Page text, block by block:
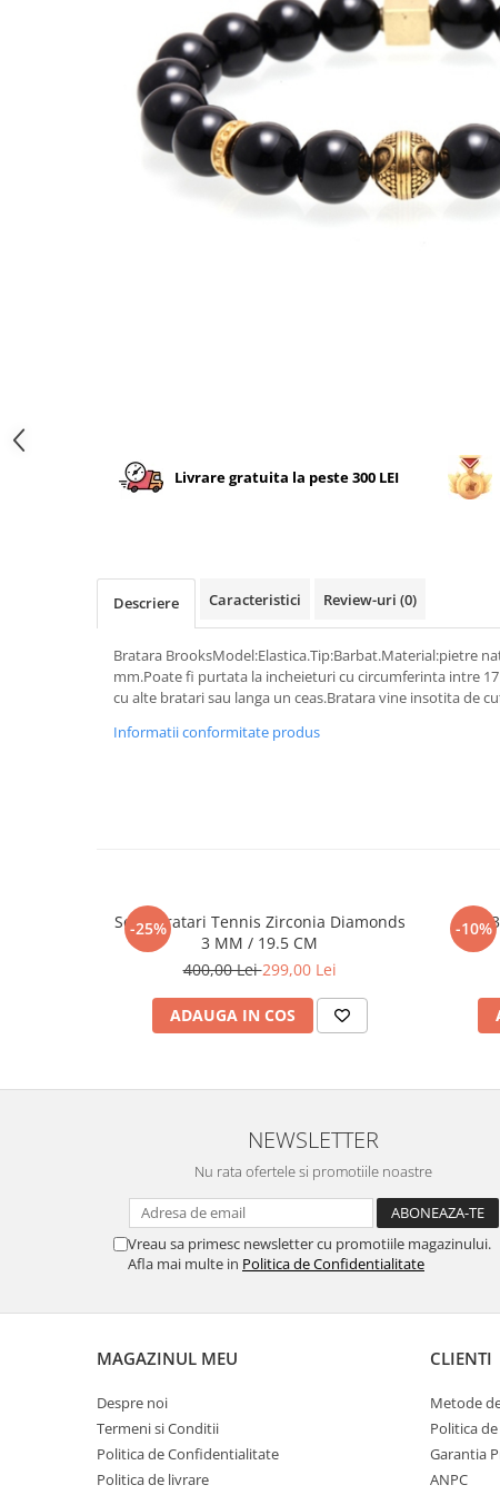
Livrare gratuita la peste 300 LEI
Descriere Caracteristici Review-uri (0)
Bratara BrooksModel:Elastica.Tip:Barbat.Material:pietre
mm.Poate fi purtata la incheieturi cu circumferinta intre
cu alte bratari sau langa un ceas.Bratara vine insotita de
Informatii conformitate produs
-25%
Set 5 Bratari Tennis Zirconia Diamonds
3 MM / 19.5 CM
400,00 Lei299,00 Lei
ADAUGA IN COS
-10%
Set
NEWSLETTER
Nu rata ofertele si promotiile noastre
Vreau sa primesc newsletter cu promotiile magazinului.
Afla mai multe in Politica de Confidentialitate
MAGAZINUL MEU
Despre noi
Termeni si Conditii
Politica de Confidentialitate
Politica de livrare
CLIENTI
Metode
Politica
Garantia
ANPC